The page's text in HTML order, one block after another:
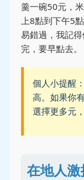
羹一碗50元，
上8點到下午5
易錯過，我記
完，要早點去。
個人小提醒
高。如果你
選擇更多元
在地人